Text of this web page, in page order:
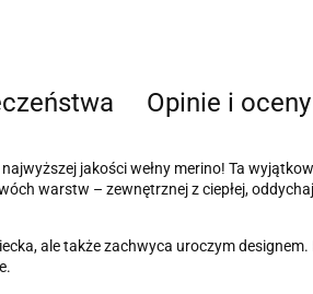
Opinie i
jakości wełny merino! Ta
warstw – zewnętrznej z ciepłej,
ale także zachwyca uroczym